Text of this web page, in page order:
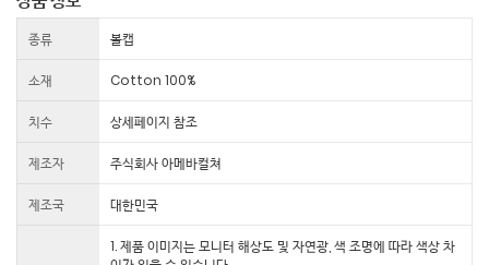
종류 볼캡
소재 Cotton 100%
치수 상세페이지 참조
제조자 주식회사 아메바컬쳐
제조국 대한민국
1. 제품 이미지는 모니터 해상도 및 자연광, 색 조명에 따라 색상 차